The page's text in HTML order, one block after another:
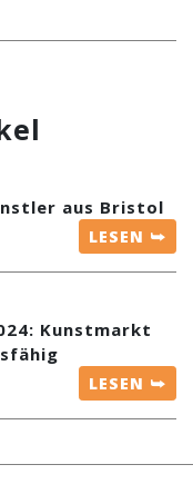
aus Bristol
LESEN ⮩
Kunstmarkt
LESEN ⮩